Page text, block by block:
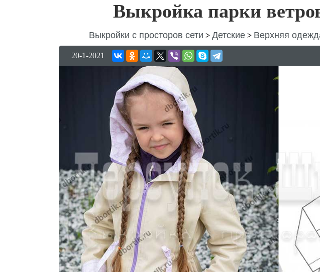
Выкройка парки
Выкройки с просторов сети > Детские > Верхняя
20-1-2021